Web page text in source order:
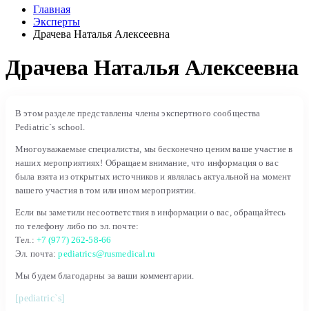
Главная
Эксперты
Драчева Наталья Алексеевна
Драчева Наталья Алексеевна
В этом разделе представлены члены экспертного сообщества
Pediatric`s school.
Многоуважаемые специалисты, мы бесконечно ценим ваше участие в
наших мероприятиях! Обращаем внимание, что информация о вас
была взята из открытых источников и являлась актуальной на момент
вашего участия в том или ином мероприятии.
Если вы заметили несоответствия в информации о вас, обращайтесь
по телефону либо по эл. почте:
Тел.: +7 (977) 262-58-66
Эл. почта:pediatrics@rusmedical.ru
Мы будем благодарны за ваши комментарии.
[pediatric`s]